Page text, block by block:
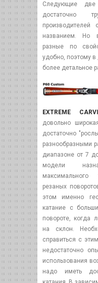
Следующие две
достаточно
названием. Но
разные по
удобно, поэтому в
более детальное
EXTREME
довольно
достаточно
разнообразными
диапазоне от 7
модели
резаных
этом именно
катание c
повороте, когда
на склон.
справиться с
недостаточно
использования
надо иметь